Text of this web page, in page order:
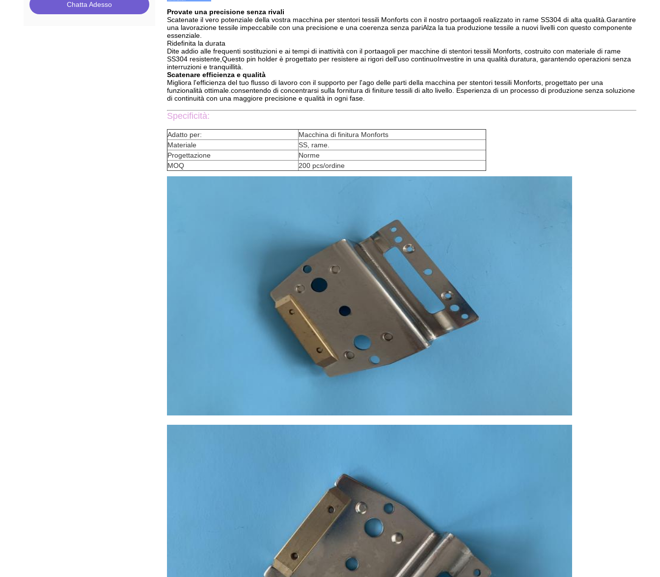
Chatta Adesso
Provate una precisione senza rivali
Scatenate il vero potenziale della vostra macchina per stentori tessili Monforts con il nostro portaagoli realizzato in rame SS304 di alta qualità.Garantire
una lavorazione tessile impeccabile con una precisione e una coerenza senza pariAlza la tua produzione tessile a nuovi livelli con questo componente
essenziale.
Ridefinita la durata
Dite addio alle frequenti sostituzioni e ai tempi di inattività con il portaagoli per macchine di stentori tessili Monforts, costruito con materiale di rame
SS304 resistente,Questo pin holder è progettato per resistere ai rigori dell'uso continuoInvestire in una qualità duratura, garantendo operazioni senza
interruzioni e tranquillità.
Scatenare efficienza e qualità
Migliora l'efficienza del tuo flusso di lavoro con il supporto per l'ago delle parti della macchina per stentori tessili Monforts, progettato per una
funzionalità ottimale.consentendo di concentrarsi sulla fornitura di finiture tessili di alto livello. Esperienza di un processo di produzione senza soluzione
di continuità con una maggiore precisione e qualità in ogni fase.
Specificità:
Adatto per:
Macchina di finitura Monforts
Materiale
SS, rame.
Progettazione
Norme
MOQ
200 pcs/ordine